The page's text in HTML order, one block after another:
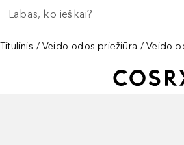
Titulinis Veido odos priežiūra Veido